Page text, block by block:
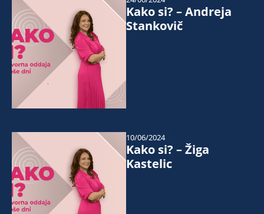
Kako si? – Andreja
Stankovič
Kako si? – Žiga
Kastelic
10/06/2024